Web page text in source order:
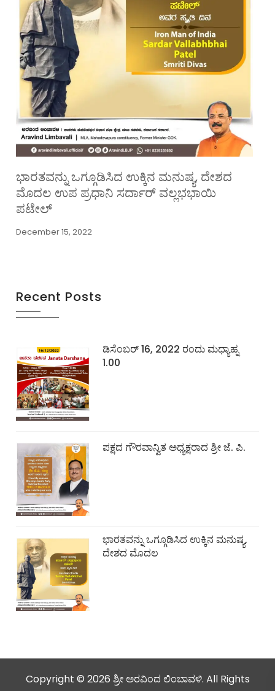
ಭಾರತವನ್ನು ಒಗ್ಗೂಡಿಸಿದ ಉಕ್ಕಿನ ಮನುಷ್ಯ, ದೇಶದ
ಮೊದಲ ಉಪ ಪ್ರಧಾನಿ ಸರ್ದಾರ್ ವಲ್ಲಭಭಾಯಿ
ಪಟೇಲ್
December 15, 2022
Recent Posts
ಡಿಸೆಂಬರ್ 16, 2022 ರಂದು ಮಧ್ಯಾಹ್ನ
1.00
ಪಕ್ಷದ ಗೌರವಾನ್ವಿತ ಅಧ್ಯಕ್ಷರಾದ ಶ್ರೀ ಜೆ. ಪಿ.
ಭಾರತವನ್ನು ಒಗ್ಗೂಡಿಸಿದ ಉಕ್ಕಿನ ಮನುಷ್ಯ,
ದೇಶದ ಮೊದಲ
Copyright © 2026 ಶ್ರೀ ಅರವಿಂದ ಲಿಂಬಾವಳಿ. All Rights